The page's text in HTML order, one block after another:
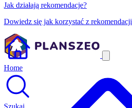
Jak działają rekomendacje?
Dowiedz się jak korzystać z rekomendacji
Home
Szukaj